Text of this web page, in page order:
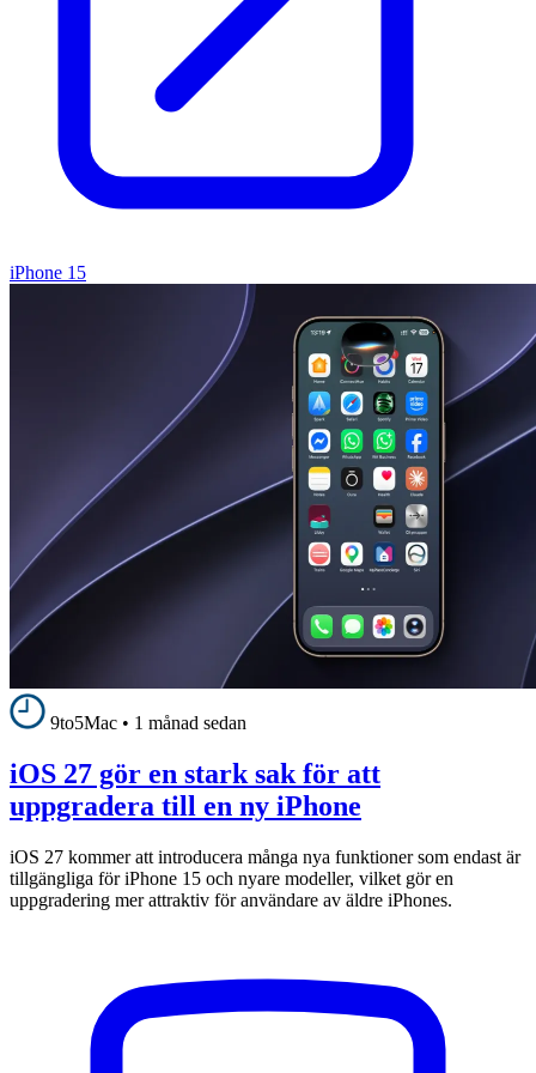
iPhone 15
9to5Mac • 1 månad sedan
iOS 27 gör en stark sak för att
uppgradera till en ny iPhone
iOS 27 kommer att introducera många nya funktioner som endast är
tillgängliga för iPhone 15 och nyare modeller, vilket gör en
uppgradering mer attraktiv för användare av äldre iPhones.